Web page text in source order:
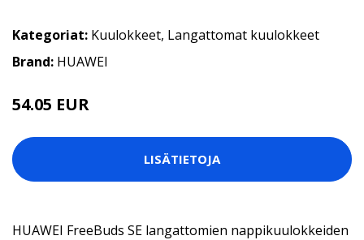
Kategoriat: Kuulokkeet, Langattomat kuulokkeet
Brand: HUAWEI
54.05 EUR
LISÄTIETOJA
HUAWEI FreeBuds SE langattomien nappikuulokkeiden